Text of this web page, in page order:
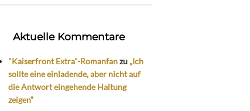
Aktuelle Kommentare
"Kaiserfront Extra"-Romanfanzu „Ich
sollte eine einladende, aber nicht auf
die Antwort eingehende Haltung
zeigen“